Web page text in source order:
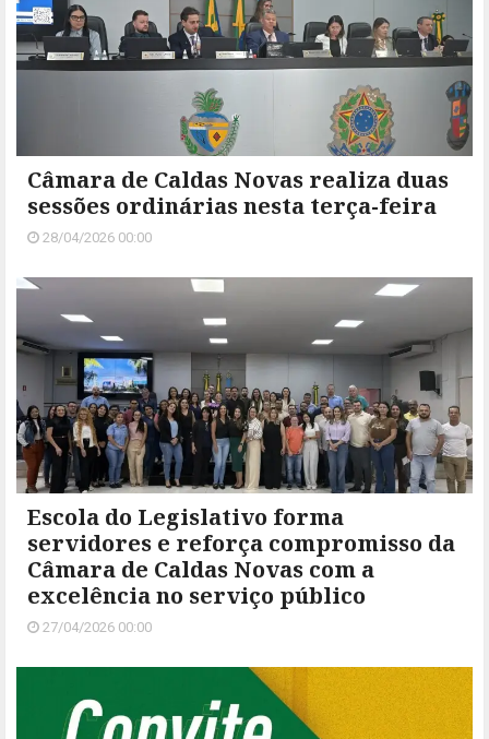
Câmara de Caldas Novas realiza duas
sessões ordinárias nesta terça-feira
28/04/2026 00:00
Escola do Legislativo forma
servidores e reforça compromisso da
Câmara de Caldas Novas com a
excelência no serviço público
27/04/2026 00:00